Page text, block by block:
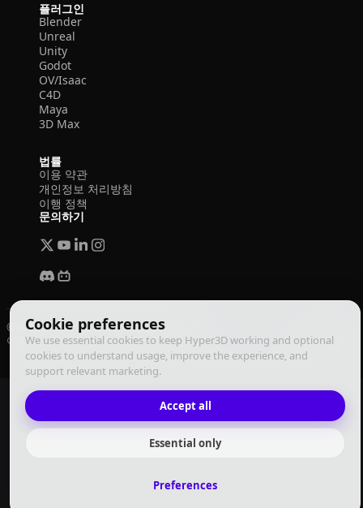
Cookie preferences
We use essential cookies to keep Hyper3D working and optional
cookies to understand usage, improve the experience, and
support relevant marketing.
Accept all
Essential only
Preferences
플러그인
Blender
Unreal
Unity
Godot
OV/Isaac
C4D
Maya
3D Max
법률
이용 약관
개인정보 처리방침
이행 정책
문의하기
© 2026 Deemos Corporation. 모든 권리 보유
이용 약관개인정보 처리방침이행 정책 한국어